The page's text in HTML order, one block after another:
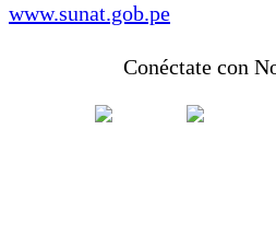
www.sunat.gob.pe
Conéctate con